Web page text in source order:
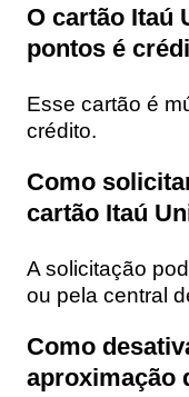
O cartão Itaú
pontos é
Esse cartão é
crédito.
Como
cartão Itaú
A solicitação
ou pela central
Como
aproximação